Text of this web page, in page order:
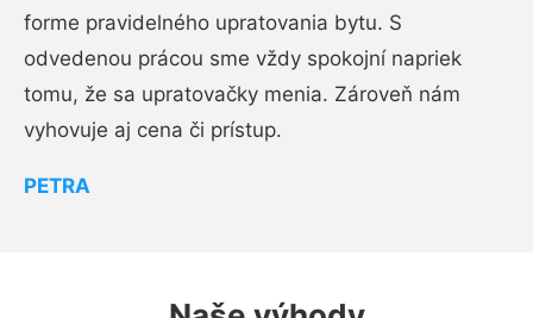
forme pravidelného upratovania bytu. S
odvedenou prácou sme vždy spokojní napriek
tomu, že sa upratovačky menia. Zároveň nám
vyhovuje aj cena či prístup.
PETRA